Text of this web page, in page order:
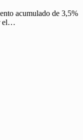
acumulado de 3,5%
el…